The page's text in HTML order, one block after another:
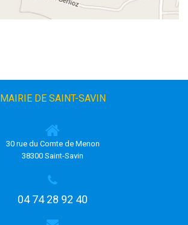
MAIRIE DE SAINT-SAVIN
30 rue du Comte de Menon
38300 Saint-Savin
04 74 28 92 40